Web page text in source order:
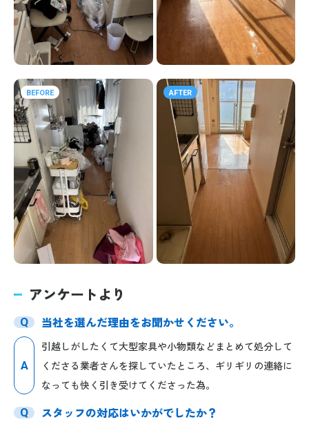
BEFORE AFTER
アンケートより
Q 当社を選んだ理由をお聞かせください。
A
引越しがしたくて大型家具や小物類などまとめて処分して
くださる業者さんを探していたところ、ギリギリの連絡に
なっても快く引き受けてくださった為。
Q
スタッフの対応はいかがでしたか？